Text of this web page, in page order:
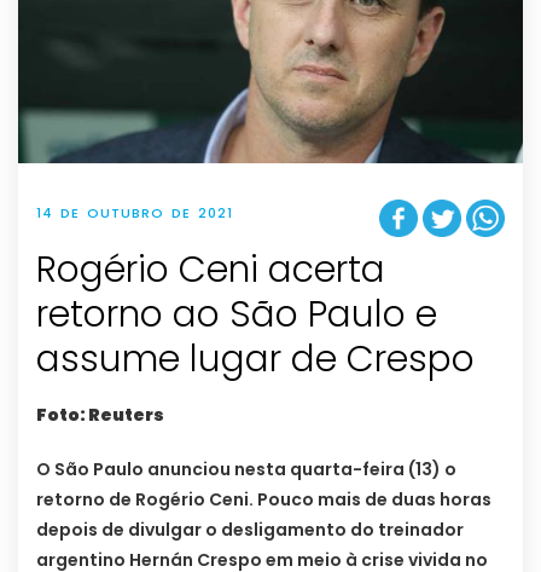
14 DE OUTUBRO DE 2021
Rogério Ceni acerta
retorno ao São Paulo e
assume lugar de Crespo
Foto: Reuters
O São Paulo anunciou nesta quarta-feira (13) o
retorno de Rogério Ceni. Pouco mais de duas horas
depois de divulgar o desligamento do treinador
argentino Hernán Crespo em meio à crise vivida no